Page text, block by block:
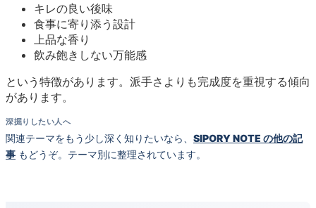
キレの良い後味
食事に寄り添う設計
上品な香り
飲み飽きしない万能感
という特徴があります。派手さよりも完成度を重視する傾向
があります。
深掘りしたい人へ
関連テーマをもう少し深く知りたいなら、 SIPORY NOTE の他の記
事 もどうぞ。テーマ別に整理されています。